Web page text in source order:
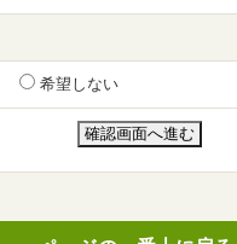
希望しない